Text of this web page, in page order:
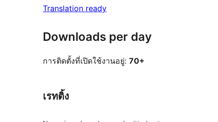
Translation ready
Downloads per day
การติดตั้งที่เปิดใช้งานอยู่: 70+
เรทติ้ง